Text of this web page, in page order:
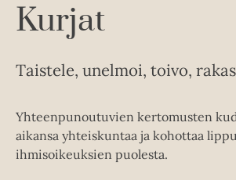
Kurjat
Taistele, unelmoi, toivo,
Yhteenpunoutuvien kertomusten
aikansa yhteiskuntaa ja kohottaa
ihmisoikeuksien puolesta.